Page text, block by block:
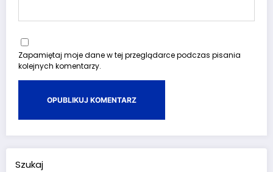
Zapamiętaj moje dane w tej przeglądarce podczas pisania
kolejnych komentarzy.
Szukaj